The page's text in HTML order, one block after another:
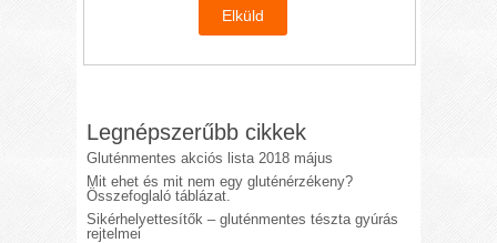
Legnépszerűbb cikkek
Gluténmentes akciós lista 2018 május
Mit ehet és mit nem egy gluténérzékeny?
Összefoglaló táblázat.
Sikérhelyettesítők – gluténmentes tészta gyúrás
rejtelmei